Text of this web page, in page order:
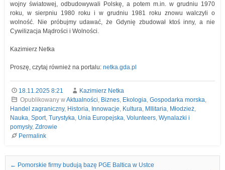
wojny światowej, odbudowywali Polskę, a potem m.in. w grudniu 1970
roku, w sierpniu 1980 roku i w grudniu 1981 roku znowu walczyli o
wolność. Nie próbujmy udawać, że Gdynię zbudował ktoś inny, a nie
Cywilizacja Mądrości i Wolności.
Kazimierz Netka
Proszę, czytaj również na portalu: netka.gda.pl
18.11.2025 8:21
Kazimierz Netka
Opublikowany wAktualności, Biznes, Ekologia, Gospodarka morska,
Handel zagraniczny, Historia, Innowacje, Kultura, MIlitaria, Młodzież,
Nauka, Sport, Turystyka, Unia Europejska, Volunteers, Wynalazki i
pomysły, Zdrowie
Permalink
Nawigacja we wpisach
← Pomorskie firmy budują bazę PGE Baltica w Ustce